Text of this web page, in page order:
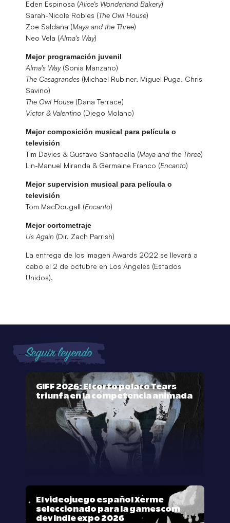
Eden Espinosa (Alice’s Wonderland Bakery)
Sarah-Nicole Robles (The Owl House)
Zoe Saldaña (Maya and the Three)
Neo Vela (Alma’s Way)
Mejor programación juvenil
Alma’s Way(Sonia Manzano)
The Casagrandes (Michael Rubiner, Miguel Puga, Chris
Savino)
The Owl House (Dana Terrace)
Victor & Valentino (Diego Molano)
Mejor composición musical para película o
televisión
Tim Davies & Gustavo Santaoalla (Maya and the Three)
Lin-Manuel Miranda & Germaine Franco (Encanto)
Mejor supervision musical para película o
televisión
Tom MacDougall (Encanto)
Mejor cortometraje
Us Again (Dir. Zach Parrish)
La entrega de los Imagen Awards 2022 se llevará a
cabo el 2 de octubre en Los Ángeles (Estados
Unidos).
Seguir leyendo
GIFF 2026: El corto polaco Tears
triunfa en la competencia animada
El videojuego español Xerme
seleccionado para la gamescom
dev indie expo 2026